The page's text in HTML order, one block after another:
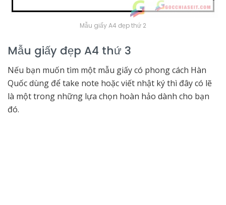
Mẫu giấy A4 đẹp thứ 2
Mẫu giấy đẹp A4 thứ 3
Nếu bạn muốn tìm một mẫu giấy có phong cách Hàn
Quốc dùng để take note hoặc viết nhật ký thì đây có lẽ
là một trong những lựa chọn hoàn hảo dành cho bạn
đó.